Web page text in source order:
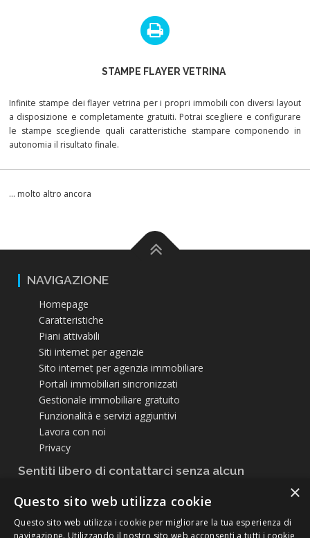
STAMPE FLAYER VETRINA
Infinite stampe dei flayer vetrina per i propri immobili con diversi layout
a disposizione e completamente gratuiti. Potrai scegliere e configurare
le stampe scegliende quali caratteristiche stampare componendo in
autonomia il risultato finale.
… molto altro ancora
NAVIGAZIONE
Homepage
Caratteristiche
Piani attivabili
Siti internet per agenzie
Sito internet per agenzia immobiliare
Portali immobiliari sincronizzati
Gestionale immobiliare gratuito
Funzionalità e servizi aggiuntivi
Lavora con noi
Privacy
Sentiti libero di contattarci senza alcun
+39 0434 16 96 172
×
Questo sito web utilizza cookie
Questo sito web utilizza i cookie per migliorare la tua esperienza di
navigazione. Utilizzando il nostro sito web acconsenti a tutti i cookie